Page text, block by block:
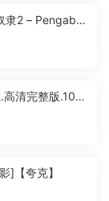
隶2 – Pengabdi
高清完整版.108
]【夸克】